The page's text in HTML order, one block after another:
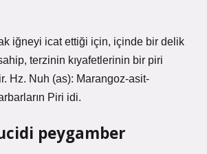
iğneyi icat ettiği için, içinde bir delik
terzinin kıyafetlerinin bir piri
Hz. Nuh (as): Marangoz-asit-
Piri idi.
peygamber